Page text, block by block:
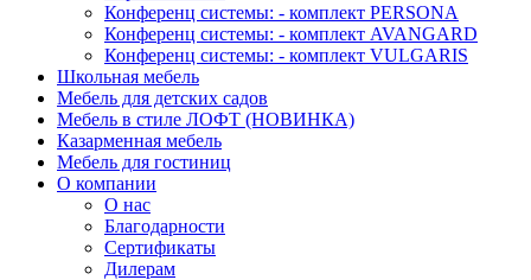
Конференц системы: - комплект PERSONA
Конференц системы: - комплект AVANGARD
Конференц системы: - комплект VULGARIS
Школьная мебель
Мебель для детских садов
Мебель в стиле ЛОФТ (НОВИНКА)
Казарменная мебель
Мебель для гостиниц
О компании
О нас
Благодарности
Сертификаты
Дилерам